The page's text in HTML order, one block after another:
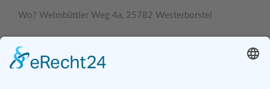
Wo? Welmbüttler Weg 4a, 25782 Westerborstel
Mit Vielseitigkeitskreismeisterschaft, Dressur- und
Springsport bis zur Klasse L, Gelände bis Klasse A* und